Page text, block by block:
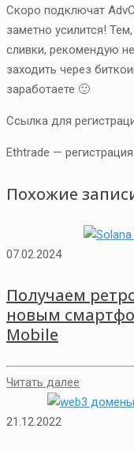
Скоро подключат
заметно усилится!
сливки, рекомендую
заходить через
заработаете 🙂
Ссылка для
Ethtrade — регистрация
Похожие
07.02.2024
Получаем
новым
Mobile
Читать далее
21.12.2022